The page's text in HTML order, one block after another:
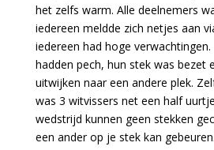
het zelfs warm. Alle deelnemers
iedereen meldde zich netjes aan
iedereen had hoge
hadden pech, hun stek was bezet
uitwijken naar een andere plek.
was 3 witvissers net een half
wedstrijd kunnen geen stekken
een ander op je stek kan gebeuren.